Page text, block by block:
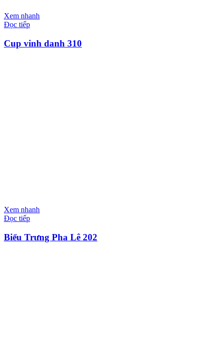
Xem nhanh
Đọc tiếp
Cup vinh danh 310
Xem nhanh
Đọc tiếp
Biểu Trưng Pha Lê 202